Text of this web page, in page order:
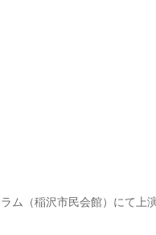
ム（稲沢市民会館）にて上